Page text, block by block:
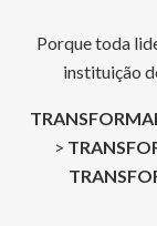
Porque toda
instituição
>